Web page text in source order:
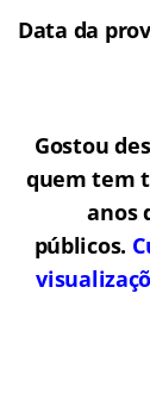
Data da
Gostou
quem tem
anos
públicos.